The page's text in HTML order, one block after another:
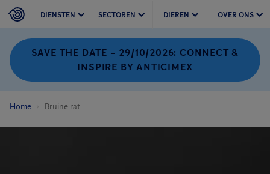
DIENSTEN SECTOREN DIEREN OVER ONS
SAVE THE DATE – 29/10/2026: CONNECT &
INSPIRE BY ANTICIMEX
Home Bruine rat